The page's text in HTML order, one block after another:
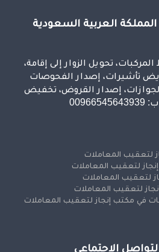
العربية السعودية
تحويل الزوار إلى إقامة،
تأشيرات، إصدار الفحوصات
إصدار القروض، تخفيض
لتعقيب المعاملات
لتعقيب المعاملات
لتعقيب المعاملات
لتعقيب المعاملات
في مكتب إنجاز لتعقيب المعاملات
الاجتماعي